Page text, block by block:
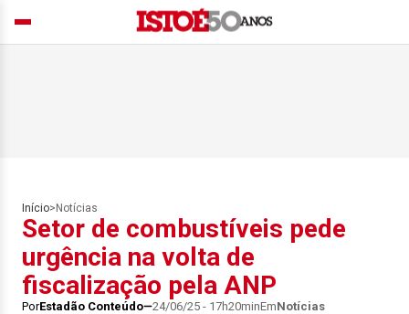
Início> Notícias
Setor de combustíveis pede
urgência na volta de
fiscalização pela ANP
PorEstadão Conteúdo 24/06/25 - 17h20minEmNotícias